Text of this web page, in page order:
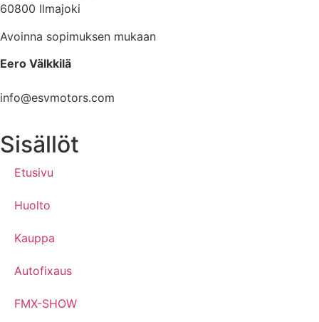
60800 Ilmajoki
Avoinna sopimuksen mukaan
Eero Välkkilä
info@esvmotors.com
Sisällöt
Etusivu
Huolto
Kauppa
Autofixaus
FMX-SHOW